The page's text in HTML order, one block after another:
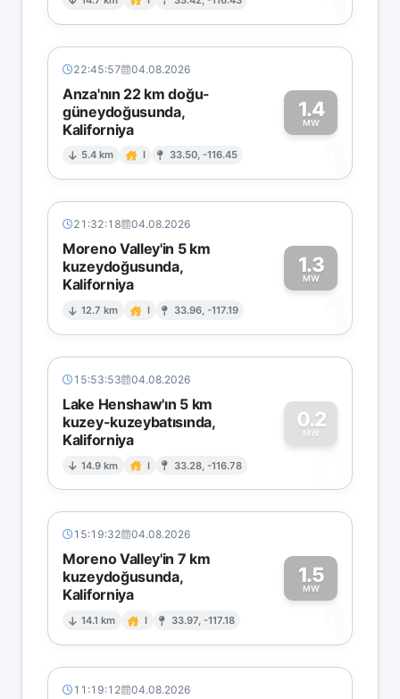
22:45:57 04.08.2026
Anza'nın 22 km doğu-
güneydoğusunda,
Kaliforniya
5.4 km I 33.50, -116.45
1.4
MW
1
21:32:18 04.08.2026
Moreno Valley'in 5 km
kuzeydoğusunda,
Kaliforniya
12.7 km I 33.96, -117.19
1.3
MW
1
15:53:53 04.08.2026
Lake Henshaw'ın 5 km
kuzey-kuzeybatısında,
Kaliforniya
14.9 km I 33.28, -116.78
0.2
MW
0
15:19:32 04.08.2026
Moreno Valley'in 7 km
kuzeydoğusunda,
Kaliforniya
14.1 km I 33.97, -117.18
1.5
MW
1
11:19:12 04.08.2026